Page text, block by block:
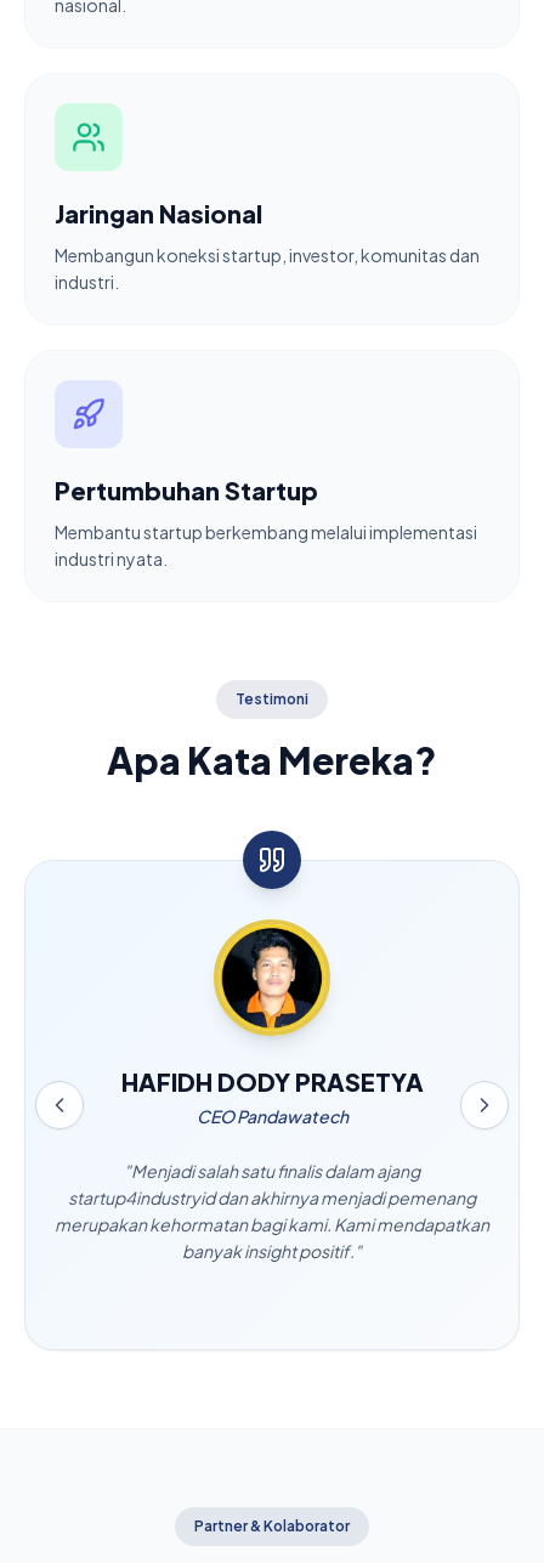
nasional.
Jaringan Nasional
Membangun koneksi startup, investor, komunitas dan
industri.
Pertumbuhan Startup
Membantu startup berkembang melalui implementasi
industri nyata.
Testimoni
Apa Kata Mereka?
For Industry!
dengan
HAFIDH DODY
CEO Pandawatech
"Menjadi salah satu finalis dalam
startup4industryid dan akhirnya menjadi
merupakan kehormatan bagi kami. Kami
banyak insight positif."
Partner & Kolaborator